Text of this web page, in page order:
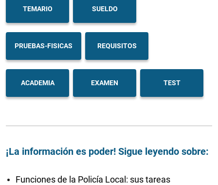
TEMARIO SUELDO
PRUEBAS-FISICAS REQUISITOS
ACADEMIA EXAMEN TEST
¡La información es poder! Sigue leyendo sobre:
Funciones de la Policía Local: sus tareas